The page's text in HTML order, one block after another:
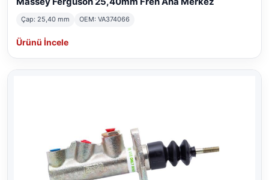
Çap: 25,40 mm OEM: VA374066
Ürünü İncele